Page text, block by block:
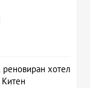
хотел